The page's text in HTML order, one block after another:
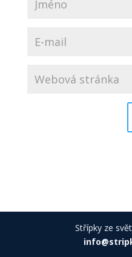
Střípky ze